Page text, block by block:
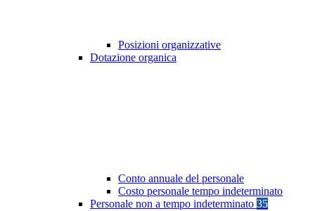
Posizioni organizzative
Dotazione organica
Conto annuale del personale
Costo personale tempo indeterminato
Personale non a tempo indeterminato 35